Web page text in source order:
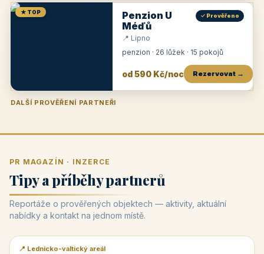
★ TOP
Penzion U
Méďů
✓ Prověřeno
📍 Lipno
penzion · 26 lůžek · 15 pokojů
od 590 Kč/noc Rezervovat →
DALŠÍ PROVĚŘENÍ PARTNEŘI
Penzion U Zámku Pension Faber
PR MAGAZÍN · INZERCE
Tipy a příběhy partnerů
Reportáže o prověřených objektech — aktivity, aktuální
nabídky a kontakt na jednom místě.
📰 PR článek
📍 Lednicko-valtický areál